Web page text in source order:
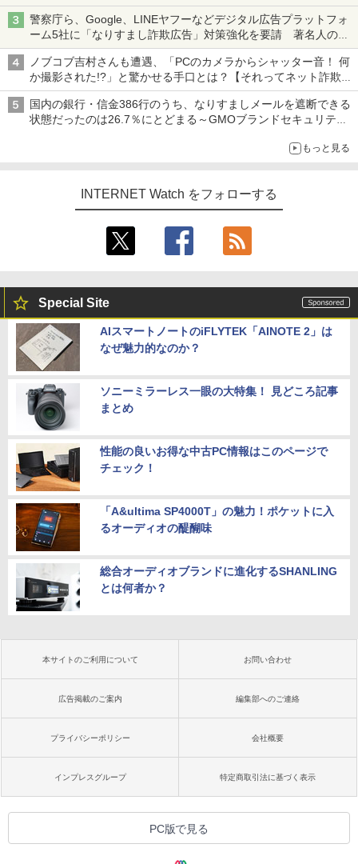
ち・ざ・ろーど！その14】【空いた時間でなにしてる？】
警察庁ら、Google、LINEヤフーなどデジタル広告プラットフォ
ーム5社に「なりすまし詐欺広告」対策強化を要請 著名人の写
真や映像を使った投資詐欺などへの対策として
ノブコブ吉村さんも遭遇、「PCのカメラからシャッター音！ 何
か撮影された!?」と驚かせる手口とは？【それってネット詐欺で
すよ！】
国内の銀行・信金386行のうち、なりすましメールを遮断できる
状態だったのは26.7％にとどまる～GMOブランドセキュリティ
もっと見る
INTERNET Watch をフォローする
Special Site
AIスマートノートのiFLYTEK「AINOTE 2」は
なぜ魅力的なのか？
ソニーミラーレス一眼の大特集！ 見どころ記事
まとめ
性能の良いお得な中古PC情報はこのページで
チェック！
「A&ultima SP4000T」の魅力！ポケットに入
るオーディオの醍醐味
総合オーディオブランドに進化するSHANLING
とは何者か？
本サイトのご利用について お問い合わせ
広告掲載のご案内 編集部へのご連絡
プライバシーポリシー 会社概要
インプレスグループ 特定商取引法に基づく表示
PC版で見る